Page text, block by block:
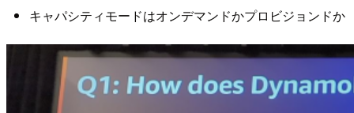
キャパシティモードはオンデマンドかプロビジョンドか